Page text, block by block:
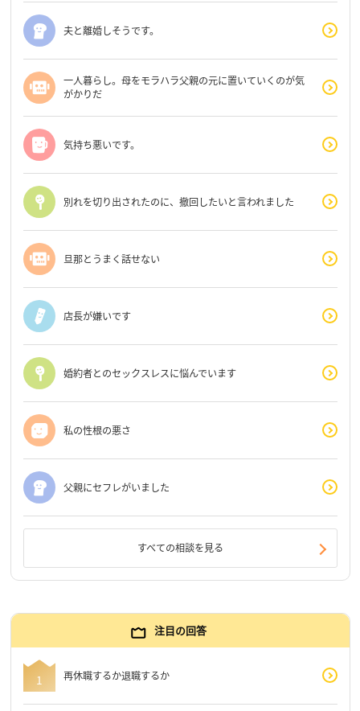
夫と離婚しそうです。
一人暮らし。母をモラハラ父親の元に置いていくのが気
がかりだ
気持ち悪いです。
別れを切り出されたのに、撤回したいと言われました
旦那とうまく話せない
店長が嫌いです
婚約者とのセックスレスに悩んでいます
私の性根の悪さ
父親にセフレがいました
すべての相談を見る
注目の回答
再休職するか退職するか